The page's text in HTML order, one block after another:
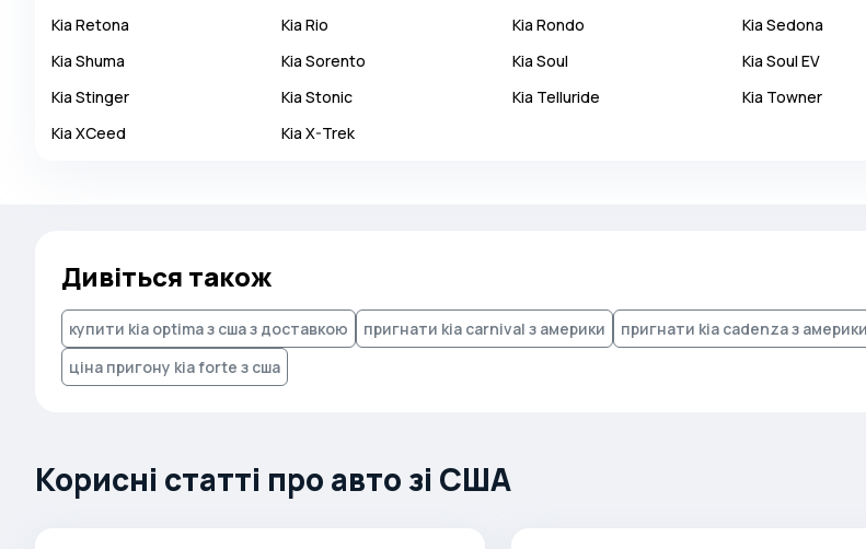
Autobianchi
Baltijas Dzips
Batmobile
Bertone
Bitter
Kia Retona Kia Rio Kia Rondo Kia Sedona
Kia Shuma Kia Sorento Kia Soul Kia Soul EV
Kia Stinger Kia Stonic Kia Telluride Kia Towner
Kia XCeed Kia X-Trek
Дивіться також
купити kia optima з сша з доставкою пригнати kia carnival з америки пригнати kia cadenza з америки
ціна пригону kia forte з сша
Корисні статті про авто зі США